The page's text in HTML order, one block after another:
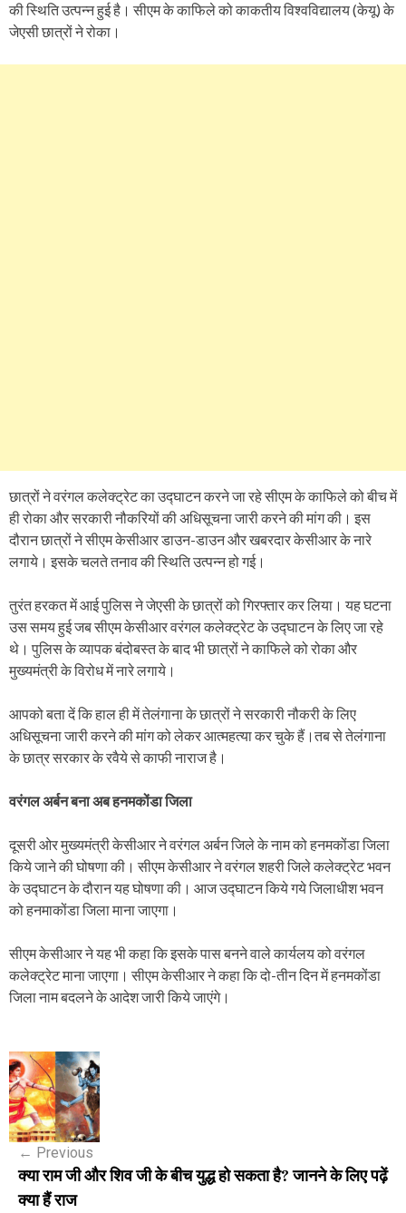
की स्थिति उत्पन्न हुई है। सीएम के काफिले को काकतीय विश्वविद्यालय (केयू) के
जेएसी छात्रों ने रोका।
छात्रों ने वरंगल कलेक्ट्रेट का उद्घाटन करने जा रहे सीएम के काफिले को बीच में
ही रोका और सरकारी नौकरियों की अधिसूचना जारी करने की मांग की। इस
दौरान छात्रों ने सीएम केसीआर डाउन-डाउन और खबरदार केसीआर के नारे
लगाये। इसके चलते तनाव की स्थिति उत्पन्न हो गई।
तुरंत हरकत में आई पुलिस ने जेएसी के छात्रों को गिरफ्तार कर लिया। यह घटना
उस समय हुई जब सीएम केसीआर वरंगल कलेक्ट्रेट के उद्घाटन के लिए जा रहे
थे। पुलिस के व्यापक बंदोबस्त के बाद भी छात्रों ने काफिले को रोका और
मुख्यमंत्री के विरोध में नारे लगाये।
आपको बता दें कि हाल ही में तेलंगाना के छात्रों ने सरकारी नौकरी के लिए
अधिसूचना जारी करने की मांग को लेकर आत्महत्या कर चुके हैं।तब से तेलंगाना
के छात्र सरकार के रवैये से काफी नाराज है।
वरंगल अर्बन बना अब हनमकोंडा जिला
दूसरी ओर मुख्यमंत्री केसीआर ने वरंगल अर्बन जिले के नाम को हनमकोंडा जिला
किये जाने की घोषणा की। सीएम केसीआर ने वरंगल शहरी जिले कलेक्ट्रेट भवन
के उद्घाटन के दौरान यह घोषणा की। आज उद्घाटन किये गये जिलाधीश भवन
को हनमाकोंडा जिला माना जाएगा।
सीएम केसीआर ने यह भी कहा कि इसके पास बनने वाले कार्यलय को वरंगल
कलेक्ट्रेट माना जाएगा। सीएम केसीआर ने कहा कि दो-तीन दिन में हनमकोंडा
जिला नाम बदलने के आदेश जारी किये जाएंगे।
P
o
s
n
← Previous
क्या राम जी और शिव जी के बीच युद्ध हो सकता है? जानने के लिए पढ़ें
क्या हैं राज